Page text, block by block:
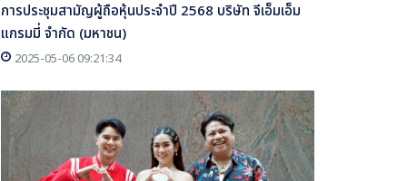
การประชุมสามัญผู้ถือหุ้นประจำปี 2568 บริษัท จีเอ็มเอ็ม
แกรมมี่ จำกัด (มหาชน)
2025-05-06 09:21:34